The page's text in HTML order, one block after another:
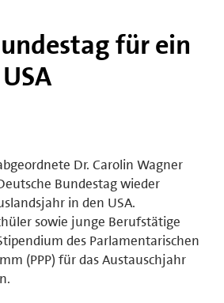
für ein
Dr. Carolin Wagner
Bundestag wieder
in den USA.
sowie junge Berufstätige
des Parlamentarischen
(PPP) für das Austauschjahr